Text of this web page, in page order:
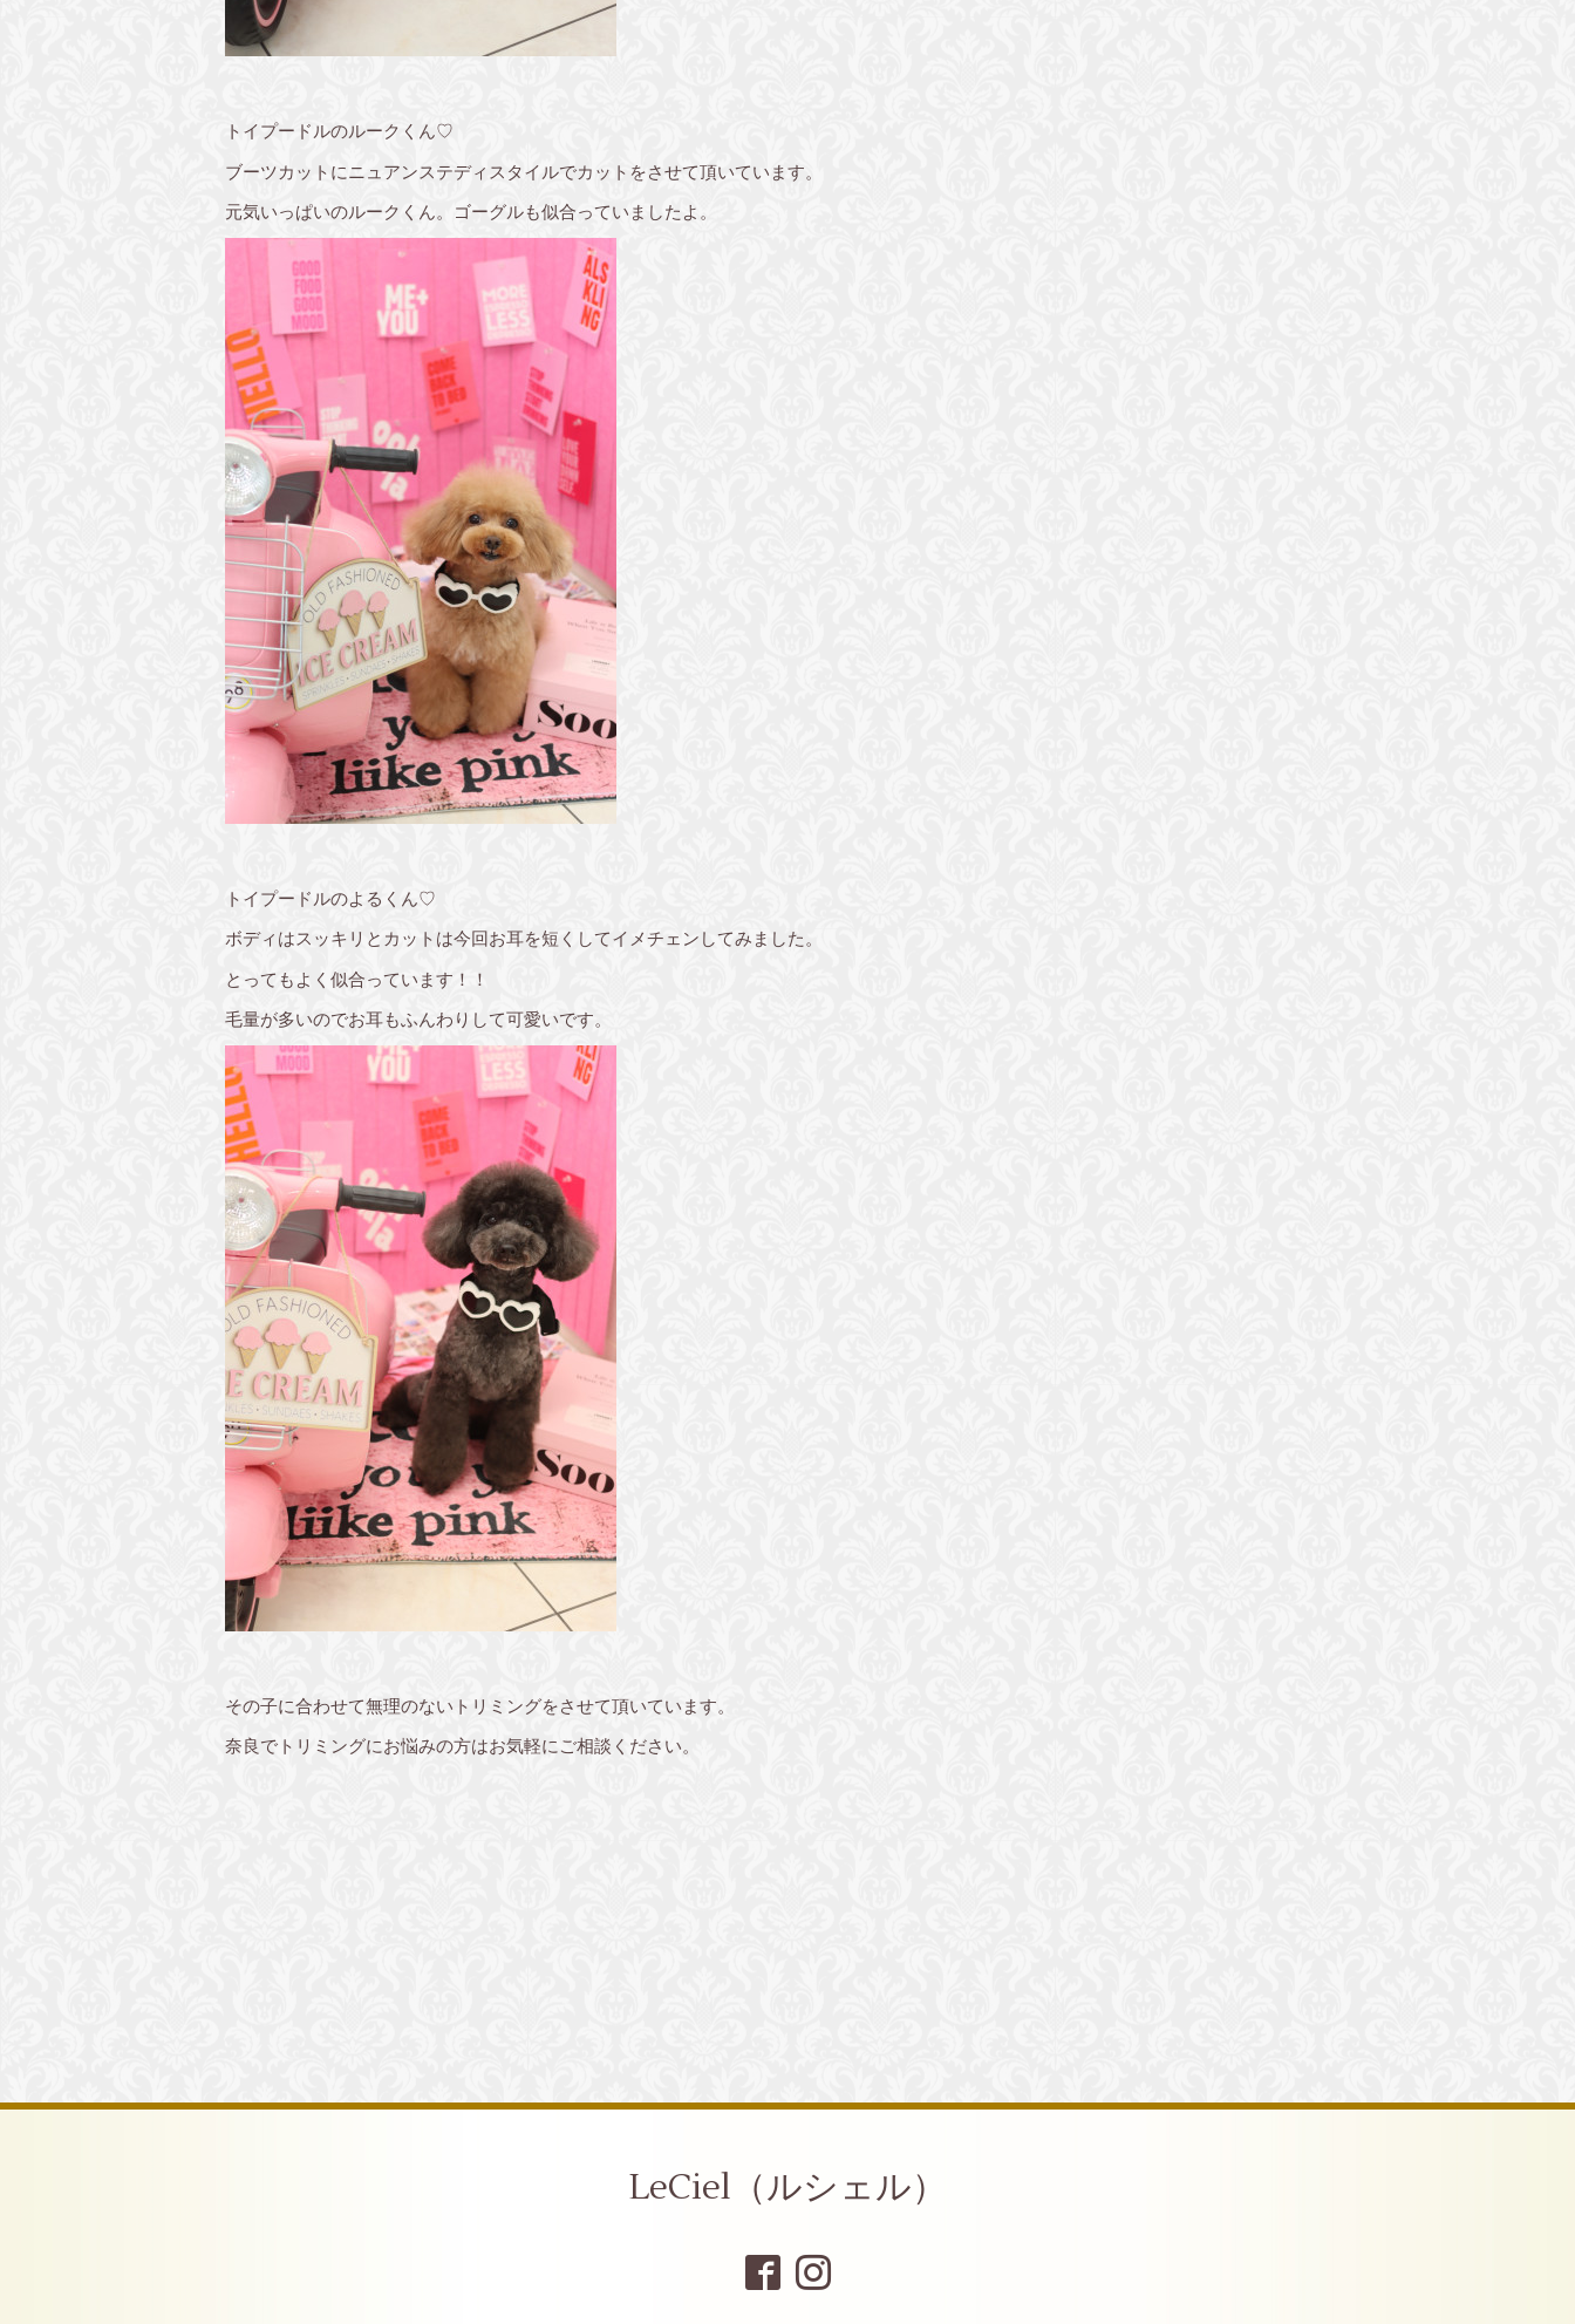
トイプードルのルークくん♡
ブーツカットにニュアンステディスタイルでカットをさせて頂いています。
元気いっぱいのルークくん。ゴーグルも似合っていましたよ。
トイプードルのよるくん♡
ボディはスッキリとカットは今回お耳を短くしてイメチェンしてみました。
とってもよく似合っています！！
毛量が多いのでお耳もふんわりして可愛いです。
その子に合わせて無理のないトリミングをさせて頂いています。
奈良でトリミングにお悩みの方はお気軽にご相談ください。
LeCiel（ルシェル）